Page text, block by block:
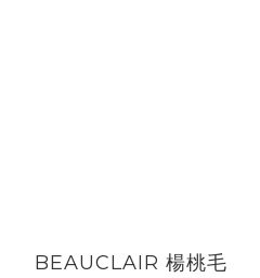
BEAUCLAIR 楊桃毛